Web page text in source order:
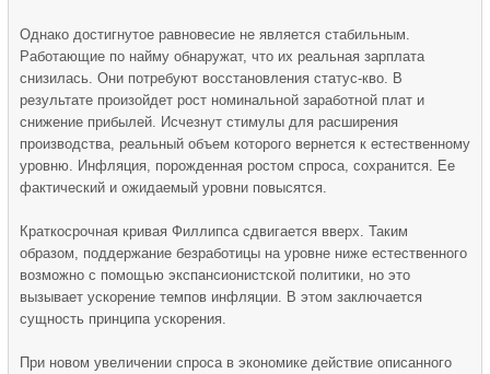
Однако достигнутое равновесие не является стабильным.
Работающие по найму обнаружат, что их реальная зарплата
снизилась. Они потребуют восстановления статус-кво. В
результате произойдет рост номинальной заработной плат и
снижение прибылей. Исчезнут стимулы для расширения
производства, реальный объем которого вернется к естественному
уровню. Инфляция, порожденная ростом спроса, сохранится. Ее
фактический и ожидаемый уровни повысятся.
Краткосрочная кривая Филлипса сдвигается вверх. Таким
образом, поддержание безработицы на уровне ниже естественного
возможно с помощью экспансионистской политики, но это
вызывает ускорение темпов инфляции. В этом заключается
сущность принципа ускорения.
При новом увеличении спроса в экономике действие описанного